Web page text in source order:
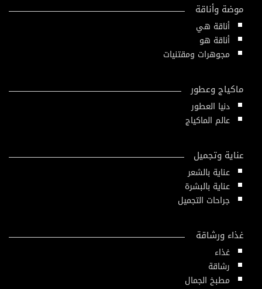
موضة وأناقة
أناقة هي
أناقة هو
مجوهرات ومقتنيات
ماكياج وعطور
دنيا العطور
عالم الماكياج
عناية وتجميل
عناية بالشعر
عناية بالبشرة
جراحات التجميل
غذاء ورشاقة
غذاء
رشاقة
مطبخ الجمال